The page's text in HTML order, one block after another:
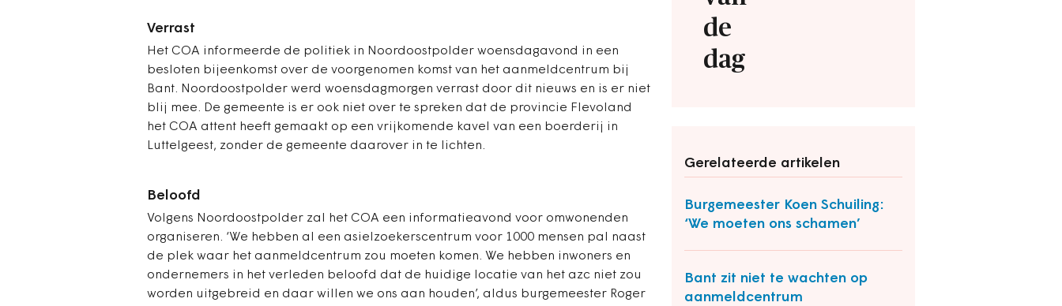
de
dag
Gerelateerde artikelen
Burgemeester Koen Schuiling:
‘We moeten ons schamen’
Bant zit niet te wachten op
aanmeldcentrum
Verrast
Het COA informeerde de politiek in Noordoostpolder woensdagavond in een
besloten bijeenkomst over de voorgenomen komst van het aanmeldcentrum bij
Bant. Noordoostpolder werd woensdagmorgen verrast door dit nieuws en is er niet
blij mee. De gemeente is er ook niet over te spreken dat de provincie Flevoland
het COA attent heeft gemaakt op een vrijkomende kavel van een boerderij in
Luttelgeest, zonder de gemeente daarover in te lichten.
Beloofd
Volgens Noordoostpolder zal het COA een informatieavond voor omwonenden
organiseren. ‘We hebben al een asielzoekerscentrum voor 1000 mensen pal naast
de plek waar het aanmeldcentrum zou moeten komen. We hebben inwoners en
ondernemers in het verleden beloofd dat de huidige locatie van het azc niet zou
worden uitgebreid en daar willen we ons aan houden’, aldus burgemeester Roger